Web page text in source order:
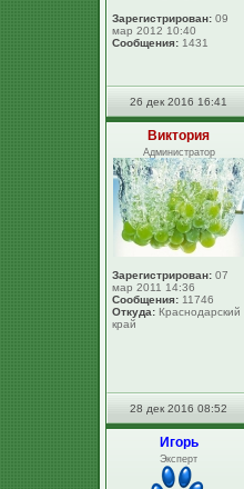
Зарегистрирован: 09
мар 2012 10:40
Сообщения: 1431
26 дек 2016 16:41
Виктория
Администратор
Зарегистрирован: 07
мар 2011 14:36
Сообщения: 11746
Откуда: Краснодарский
край
28 дек 2016 08:52
Игорь
Эксперт